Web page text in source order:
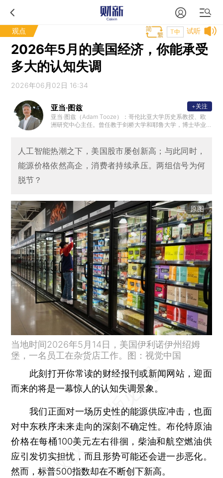
观点 试听
T中
2026年5月的美国经济，你能承受
多大的认知失调
2026年06月02日 16:34
亚当·图兹
亚当·图兹（Adam Tooze）：哥伦比亚大学历史系教授、欧
洲研究中心主任。曾任教于剑桥大学和耶鲁大学，博士毕业
第一次世界大战与全球秩序的重建》《毁灭的代价：纳粹经
济的形成与崩溃》《崩盘：全球金融危机如何重塑世界》。2
019年，图兹入选《外交政策》杂志“全球百大思想家”。
+关注
人工智能热潮之下，美国股市屡创新高；与此同时，
能源价格依然高企，消费者持续承压。两组信号为何
脱节？
原图
当地时间2026年5月14日，美国伊利诺伊州绍姆
堡，一名员工在杂货店工作。图：视觉中国
此刻打开你常读的财经报刊或新闻网站，迎面
而来的将是一幕惊人的认知失调景象。
我们正面对一场历史性的能源供应冲击，也面
对中东秩序未来走向的深刻不确定性。布伦特原油
价格在每桶100美元左右徘徊，柴油和航空燃油供
应引发切实担忧，而且形势可能还会进一步恶化。
然而，标普500指数却在不断创下新高。